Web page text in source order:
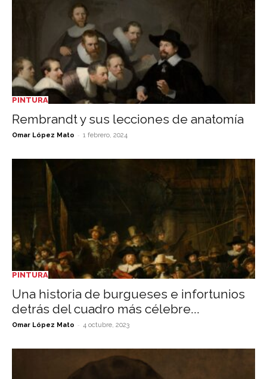
PINTURA
Rembrandt y sus lecciones de anatomía
Omar López Mato - 1 febrero, 2024
PINTURA
Una historia de burgueses e infortunios
detrás del cuadro más célebre...
Omar López Mato - 4 octubre, 2023